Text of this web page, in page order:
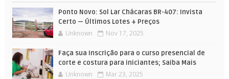
Ponto Novo: Sol Lar Chácaras BR-407: Invista
Certo — Últimos Lotes + Preços
Unknown Nov 17, 2025
Faça sua Inscrição para o curso presencial de
corte e costura para iniciantes; Saiba Mais
Unknown Mar 23, 2025